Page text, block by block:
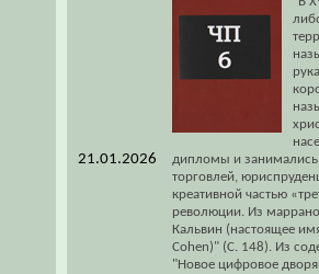
21.01.2026
дипломы и
торговлей,
креативной частью
революции. Из
Кальвин (настоящее
Cohen)" (С. 148). Из
"Новое цифровое